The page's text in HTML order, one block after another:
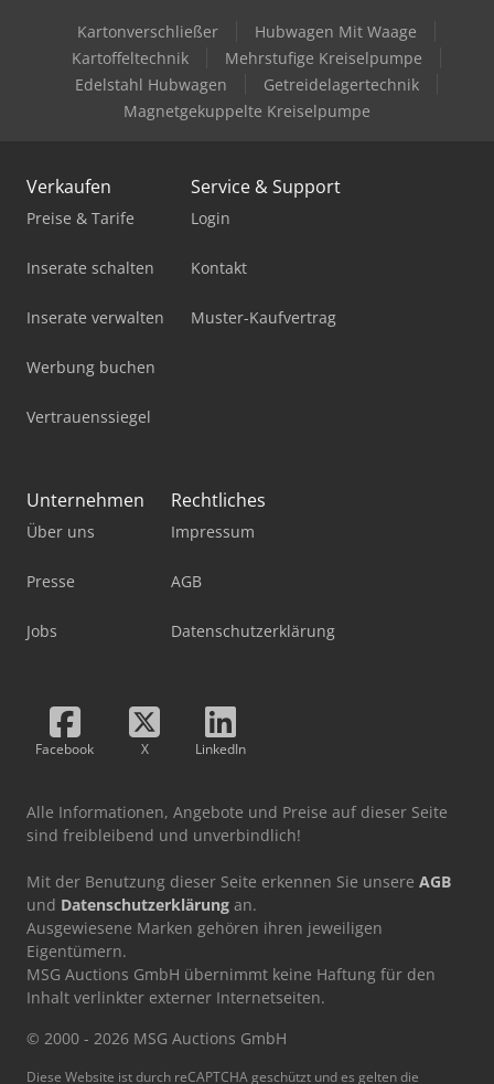
Kartonverschließer
Hubwagen Mit Waage
Kartoffeltechnik
Mehrstufige Kreiselpumpe
Edelstahl Hubwagen
Getreidelagertechnik
Magnetgekuppelte Kreiselpumpe
Verkaufen
Preise & Tarife
Inserate schalten
Inserate verwalten
Werbung buchen
Vertrauenssiegel
Service & Support
Login
Kontakt
Muster-Kaufvertrag
Unternehmen
Über uns
Presse
Jobs
Rechtliches
Impressum
AGB
Datenschutzerklärung
Facebook X LinkedIn
Alle Informationen, Angebote und Preise auf dieser Seite
sind freibleibend und unverbindlich!
Mit der Benutzung dieser Seite erkennen Sie unsere AGB
und Datenschutzerklärung an.
Ausgewiesene Marken gehören ihren jeweiligen
Eigentümern.
MSG Auctions GmbH übernimmt keine Haftung für den
Inhalt verlinkter externer Internetseiten.
© 2000 - 2026 MSG Auctions GmbH
Diese Website ist durch reCAPTCHA geschützt und es gelten die